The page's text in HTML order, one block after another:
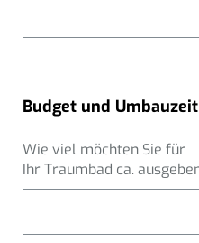
Budget und
Wie viel möchten Sie für
Ihr Traumbad ca.